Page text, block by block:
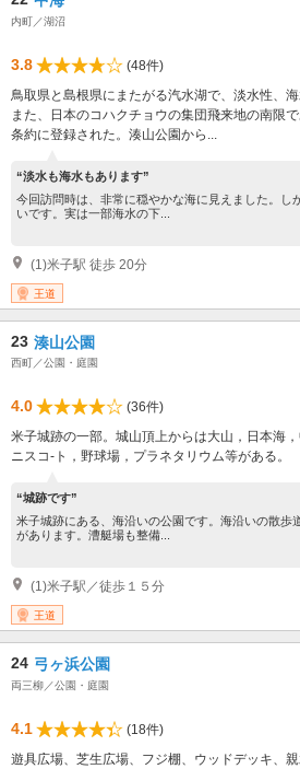
内町／湖沼
3.8
(48件)
鳥取県と島根県にまたがる汽水湖で、淡水性、
また、日本のコハクチョウの集団飛来地の南限
条約に登録された。湊山公園から...
“淡水も海水もあります”
今回訪問時は、非常に穏やかな海に見えました。し
いです。実は一部海水の下...
(1)米子駅 徒歩 20分
王道
23 湊山公園
西町／公園・庭園
4.0
(36件)
米子城跡の一部。城山頂上からは大山，日本海
ニスコ-ト，野球場，プラネタリウム等がある。
“城跡です”
米子城跡にある、海沿いの公園です。海沿いの散歩
があります。漕艇場も整備...
(1)米子駅／徒歩１５分
王道
24 弓ヶ浜公園
両三柳／公園・庭園
4.1
(18件)
遊具広場、芝生広場、フジ棚、ウッドデッキ、